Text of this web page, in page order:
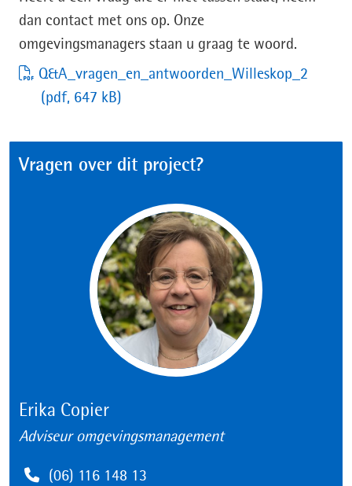
dan contact met ons op. Onze
omgevingsmanagers staan u graag te woord.
Q&A_vragen_en_antwoorden_Willeskop_2
(pdf, 647 kB)
Vragen over dit project?
Erika Copier
Adviseur omgevingsmanagement
Telefoon
(06) 116 148 13